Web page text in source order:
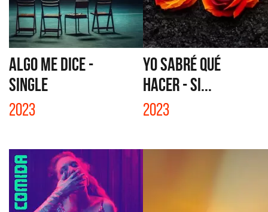
ALGO ME DICE -
SINGLE
2023
YO SABRÉ QUÉ
HACER - SI...
2023